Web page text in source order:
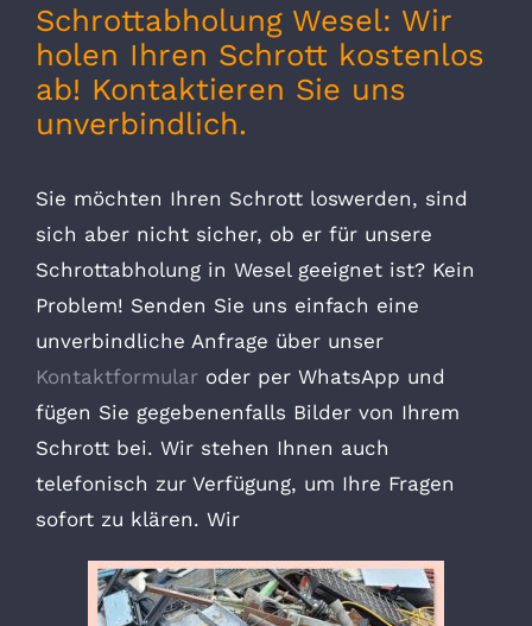
Schrottabholung Wesel: Wir
holen Ihren Schrott kostenlos
ab! Kontaktieren Sie uns
unverbindlich.
Sie möchten Ihren Schrott loswerden, sind
sich aber nicht sicher, ob er für unsere
Schrottabholung in Wesel geeignet ist? Kein
Problem! Senden Sie uns einfach eine
unverbindliche Anfrage über unser
Kontaktformularoder per WhatsApp und
fügen Sie gegebenenfalls Bilder von Ihrem
Schrott bei. Wir stehen Ihnen auch
telefonisch zur Verfügung, um Ihre Fragen
sofort zu klären. Wir